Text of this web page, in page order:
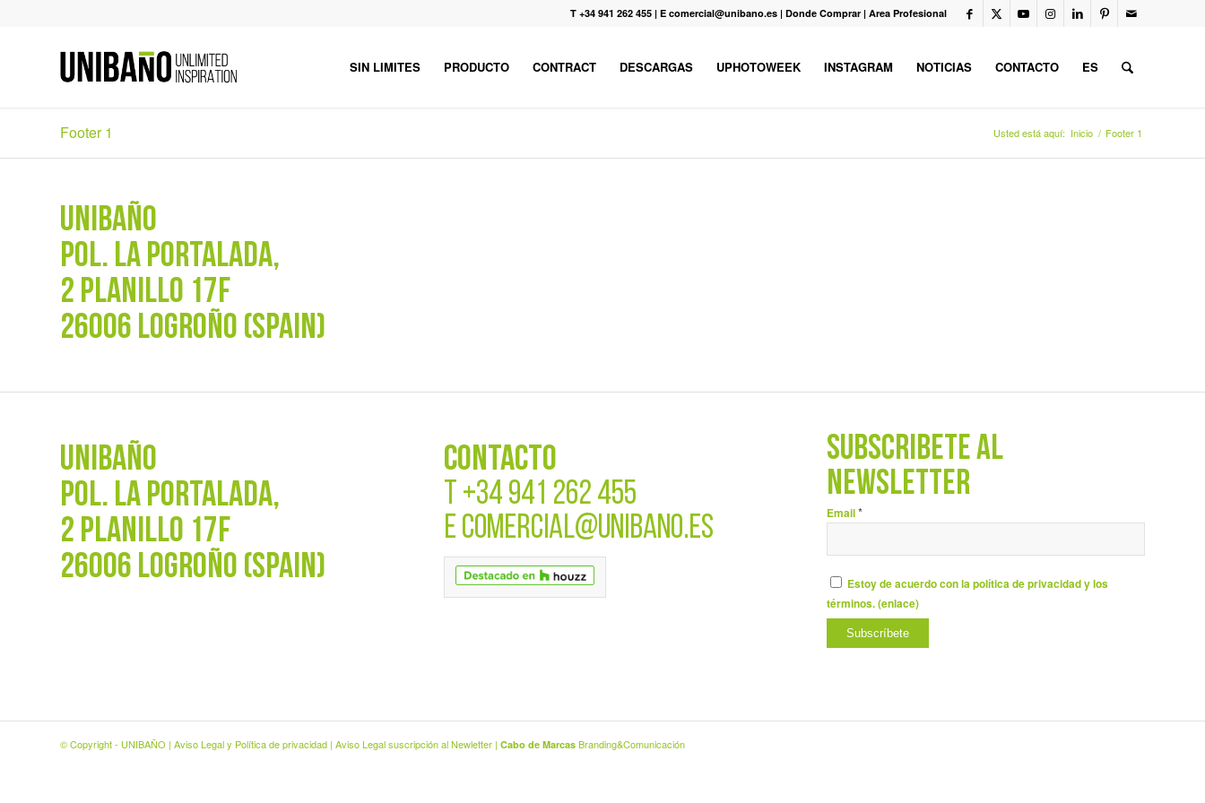
T +34 941 262 455 | E comercial@unibano.es | Donde Comprar | Area Profesional
SIN LIMITES PRODUCTO CONTRACT DESCARGAS UPHOTOWEEK INSTAGRAM NOTICIAS CONTACTO ES
Footer 1 Usted está aquí: Inicio / Footer 1
UNIBAÑO
POL. La Portalada,
2 PLANILLO 17F
26006 LOGROÑO (SPAIN)
UNIBAÑO
POL. La Portalada,
2 PLANILLO 17F
26006 LOGROÑO (SPAIN)
CONTACTO
T +34 941 262 455
E COMERCIAL@UNIBANO.ES
SUBSCRÍBETE AL
NEWSLETTER
Email*
Estoy de acuerdo con la política de privacidad y los
términos. (enlace)
© Copyright - UNIBAÑO | Aviso Legal y Política de privacidad | Aviso Legal suscripción al Newletter | Cabo de Marcas Branding&Comunicación